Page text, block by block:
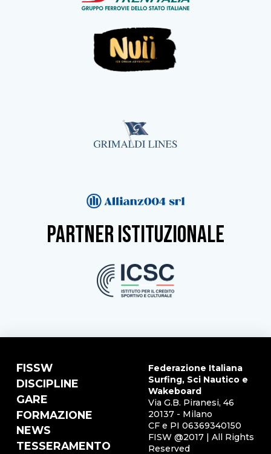
partner istituzionale
FISSW
DISCIPLINE
GARE
FORMAZIONE
NEWS
TESSERAMENTO
Federazione Italiana
Surfing, Sci Nautico e
Wakeboard
Via G.B. Piranesi, 46
20137 - Milano
CF e PI 06369340150
FISW @2017 | All Rights
Reserved